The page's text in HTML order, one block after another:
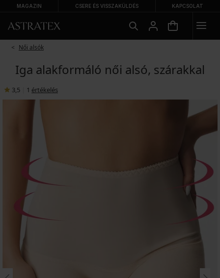
MAGAZIN CSERE ÉS VISSZAKÜLDÉS KAPCSOLAT
Női alsók
Iga alakformáló női alsó, szárakkal
3,5 1 értékelés